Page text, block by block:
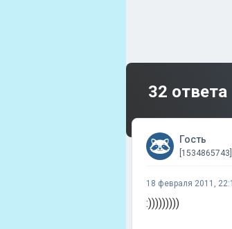
32 ответа
Гость
[1534865743]
18 февраля 2011,
:)))))))))